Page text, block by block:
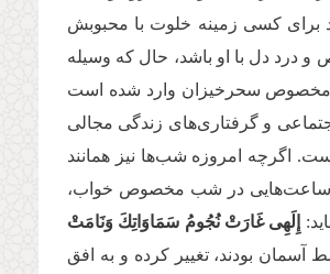
برای کسی زمینه خلوت با محبوبش
درد دل با او باشد، حال که وسیله
مخصوص سحرخیزان وارد شده است
و گرفتاری‌های زندگی مجالی
اگرچه امروزه شب‌ها نیز همانند
ساعت‌هایی در شب مخصوص خواب،
إِلَهِی غَارَتْ نُجُومُ سَمَاوَاتِكَ وَنَامَتْ‏
آسمان بودند، تغییر کرده و به افق